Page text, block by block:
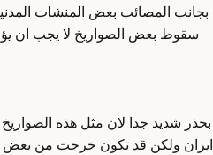
بجانب المصائب بعض المنشات
سقوط بعض الصواريخ لا يجب ان
بحذر شديد جدا لان مثل هذه
ايران ولكن قد تكون خرجت من بعض